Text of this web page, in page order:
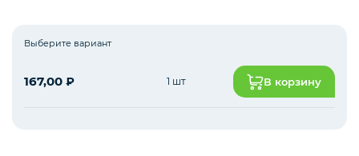
Выберите вариант
167,00 ₽ 1 шт В корзину